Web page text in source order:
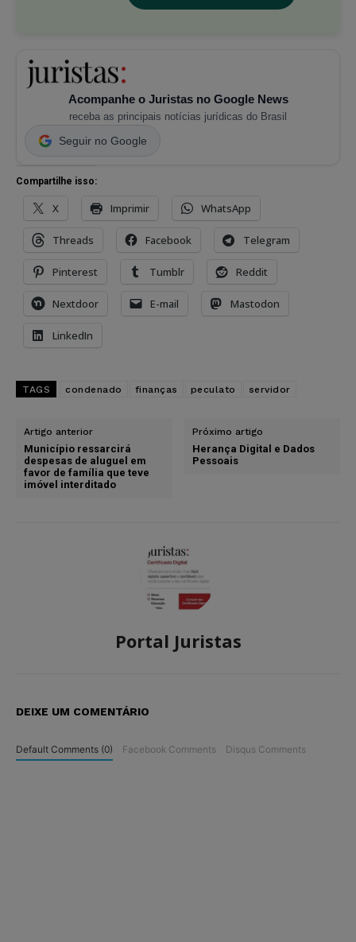
Acompanhe o Juristas no Google News
receba as principais notícias jurídicas do Brasil
Seguir no Google
Compartilhe isso:
X Imprimir WhatsApp
Threads Facebook Telegram
Pinterest Tumblr Reddit
Nextdoor E-mail Mastodon
LinkedIn
TAGS condenado finanças peculato servidor
Artigo anterior
Município ressarcirá
despesas de aluguel em
favor de família que teve
imóvel interditado
Próximo artigo
Herança Digital e Dados
Pessoais
Portal Juristas
DEIXE UM COMENTÁRIO
Default Comments (0) Facebook Comments Disqus Comments